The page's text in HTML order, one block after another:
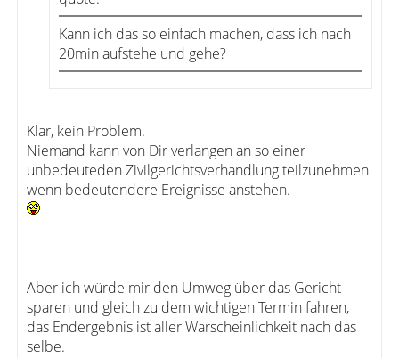
Kann ich das so einfach machen, dass ich nach
20min aufstehe und gehe?
Klar, kein Problem.
Niemand kann von Dir verlangen an so einer
unbedeuteden Zivilgerichtsverhandlung teilzunehmen
wenn bedeutendere Ereignisse anstehen.
Aber ich würde mir den Umweg über das Gericht
sparen und gleich zu dem wichtigen Termin fahren,
das Endergebnis ist aller Warscheinlichkeit nach das
selbe.